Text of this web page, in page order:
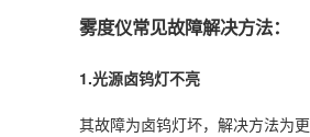
雾度仪常见故障解决方法：
1.光源卤钨灯不亮
其故障为卤钨灯坏，解决方法为